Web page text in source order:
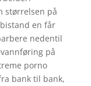
størrelsen på
en får
nedentil
på
porno
bank til bank,